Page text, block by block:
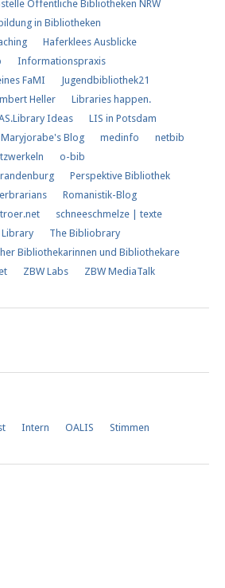
Öffentliche Bibliotheken NRW
in Bibliotheken
Haferklees Ausblicke
Informationspraxis
FaMI
Jugendbibliothek21
Heller
Libraries happen.
Ideas
LIS in Potsdam
Maryjorabe's Blog medinfo
netbib
o-bib
Perspektive Bibliothek
Romanistik-Blog
schneeschmelze | texte
Library
The Bibliobrary
Bibliothekarinnen und Bibliothekare
ZBW Labs ZBW MediaTalk
Intern OALIS Stimmen